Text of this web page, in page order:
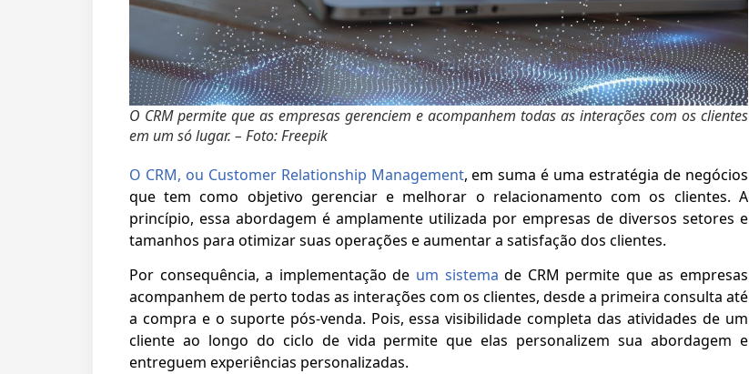
O CRM permite que as empresas gerenciem e acompanhem todas as interações com os clientes
em um só lugar. – Foto: Freepik
O CRM, ou Customer Relationship Management, em suma é uma estratégia de negócios
que tem como objetivo gerenciar e melhorar o relacionamento com os clientes. A
princípio, essa abordagem é amplamente utilizada por empresas de diversos setores e
tamanhos para otimizar suas operações e aumentar a satisfação dos clientes.
Por consequência, a implementação de um sistema de CRM permite que as empresas
acompanhem de perto todas as interações com os clientes, desde a primeira consulta até
a compra e o suporte pós-venda. Pois, essa visibilidade completa das atividades de um
cliente ao longo do ciclo de vida permite que elas personalizem sua abordagem e
entreguem experiências personalizadas.